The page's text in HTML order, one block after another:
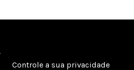
Controle a sua privacidade